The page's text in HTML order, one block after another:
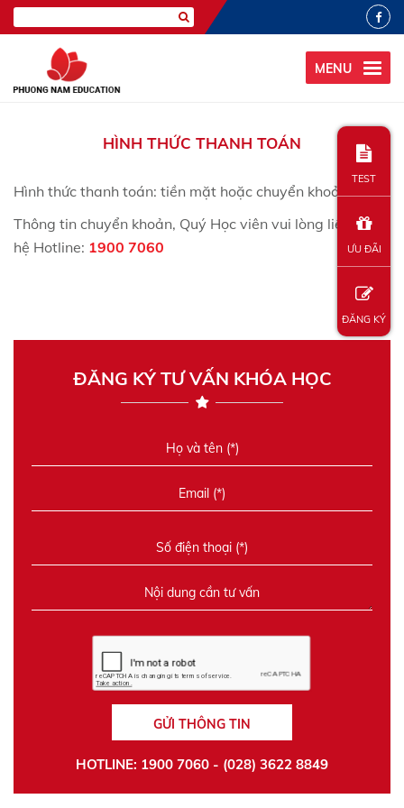
MENU
HÌNH THỨC THANH TOÁN
Hình thức thanh toán: tiền mặt hoặc chuyển khoản.
Thông tin chuyển khoản, Quý Học viên vui lòng liên
hệ Hotline: 1900 7060
ĐĂNG KÝ TƯ VẤN KHÓA HỌC
GỬI THÔNG TIN
HOTLINE: 1900 7060 - (028) 3622 8849
TEST
ƯU ĐÃI
ĐĂNG KÝ